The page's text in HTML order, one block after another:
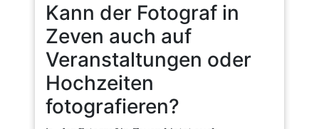
Kann der Fotograf in
Zeven auch auf
Veranstaltungen oder
Hochzeiten
fotografieren?